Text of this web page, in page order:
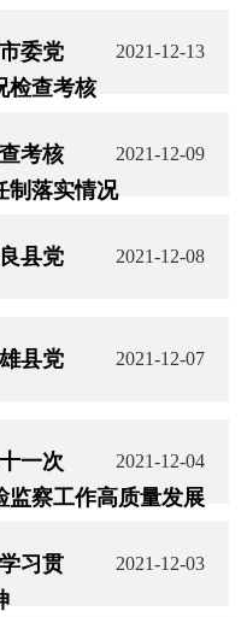
2021-12-13
委党
检查考核
2021-12-09
考核
制落实情况
2021-12-08
县党
2021-12-07
县党
2021-12-04
一次
监察工作高质量发展
2021-12-03
习贯